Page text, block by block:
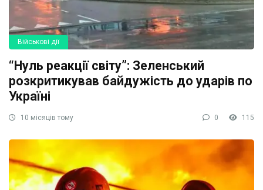
Військові дії
“Нуль реакції світу”: Зеленський
розкритикував байдужість до ударів по
Україні
10 місяців тому 0 115